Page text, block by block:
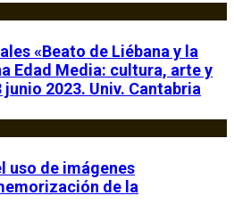
«Beato de Liébana y la
Edad Media: cultura, arte y
2023. Univ. Cantabria
uso de imágenes
de la